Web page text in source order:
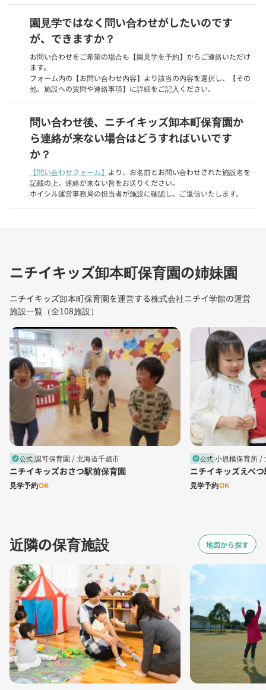
園見学ではなく問い合わせがしたいのです
が、できますか？
お問い合わせをご希望の場合も【園見学を予約】からご連絡いただけ
ます。
フォーム内の【お問い合わせ内容】より該当の内容を選択し、【その
他、施設への質問や連絡事項】に詳細をご記入ください。
問い合わせ後、ニチイキッズ卸本町保育園か
ら連絡が来ない場合はどうすればいいです
か？
【問い合わせフォーム】 より、お名前とお問い合わせされた施設名を
記載の上、連絡が来ない旨をお送りください。
ホイシル運営事務局の担当者が施設に確認し、ご返信いたします。
ニチイキッズ卸本町保育園の姉妹園
ニチイキッズ卸本町保育園を運営する株式会社ニチイ学館の運営
施設一覧（全108施設）
verified公式認可保育園 /北海道千歳市
ニチイキッズおさつ駅前保育園
見学予約OK
verified公式小規模保育所 /
ニチイキッズえべ
見学予約OK
近隣の保育施設 地図から探す